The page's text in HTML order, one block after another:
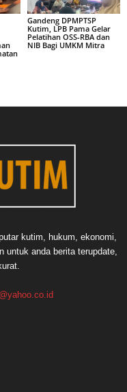
Gandeng DPMPTSP
Kutim, LPB Pama Gelar
Pelatihan OSS-RBA dan
NIB Bagi UMKM Mitra
kutim, hukum, ekonomi,
untuk anda berita terupdate,